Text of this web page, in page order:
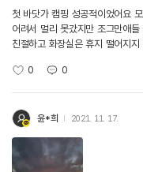
첫 바닷가 캠핑 성공적이었어요
어려서 멀리 못갔지만 조그만애
친절하고 화장실은 휴지 떨어지
0 0
윤*희 2021. 11. 17.